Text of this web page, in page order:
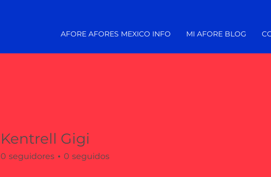
AFORE AFORES MEXICO INFO MI AFORE BLOG
Kentrell Gigi
0 seguidores 0 seguidos